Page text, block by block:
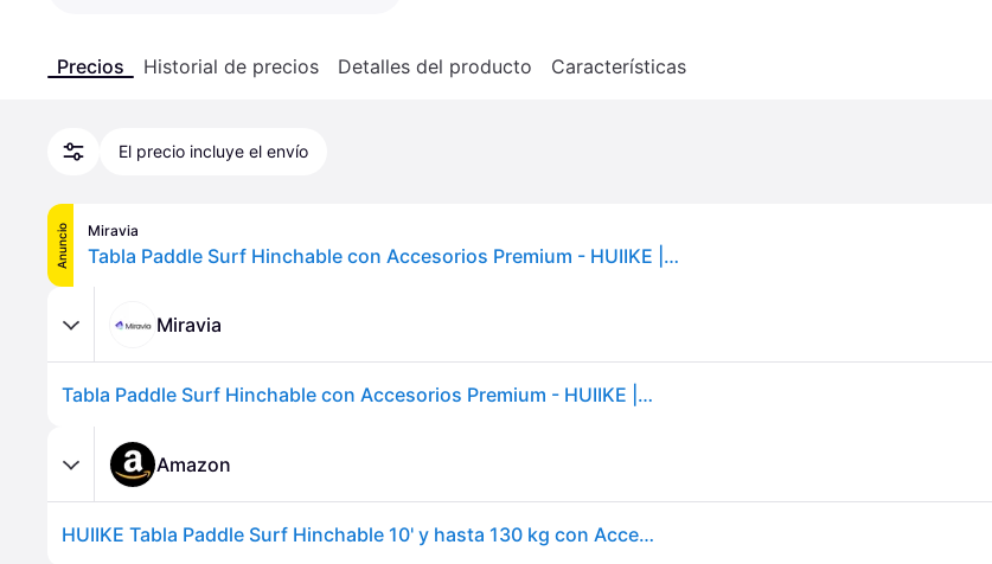
Precios Historial de precios Detalles del producto Características
El precio incluye el envío
Anuncio Miravia
Tabla Paddle Surf Hinchable con Accesorios Premium - HUIIKE | Tabla Padel Surf Hinchable con Remo de Aluminio Inflador Leash | PadelSurf Stand Up Paddle Board Gran Estabilidad Resistencia | SUP Board - Black enjoyer - essential
Miravia
Tabla Paddle Surf Hinchable con Accesorios Premium - HUIIKE | Tabla Padel Surf Hinchable con Remo de Aluminio Inflador Leash | PadelSurf Stand Up Paddle Board Gran Estabilidad Resistencia | SUP Board - Black enjoyer - essential
Amazon
HUIIKE Tabla Paddle Surf Hinchable 10' y hasta 130 kg con Accesorios